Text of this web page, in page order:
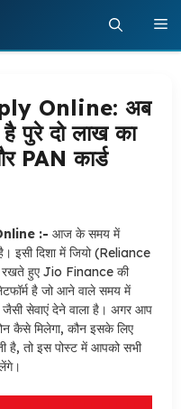
Online: अब
दो लाख का
PAN कार्ड
:- आज के समय में
इसी दिशा में जियो (Reliance
रखते हुए Jio Finance की
है जो आने वाले समय में
सेवाएं देने वाला है। अगर आप
कैसे मिलेगा, कौन इसके लिए
है, तो इस पोस्ट में आपको सभी